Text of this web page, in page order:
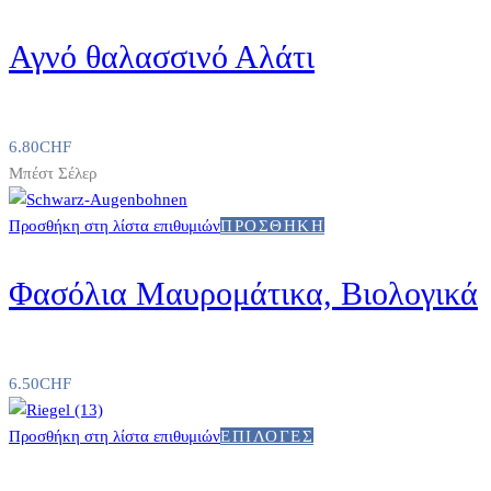
Αγνό θαλασσινό Αλάτι
6.80CHF
Μπέστ Σέλερ
Προσθήκη στη λίστα επιθυμιώνΠΡΟΣΘΉΚΗ
Φασόλια Μαυρομάτικα, Βιολογικά
6.50CHF
Προσθήκη στη λίστα επιθυμιώνΕΠΙΛΟΓΈΣ